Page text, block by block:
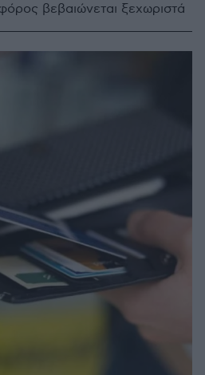
βεβαιώνεται ξεχωριστά